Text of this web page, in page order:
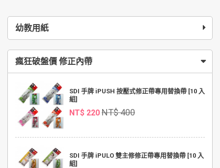
幼教用紙
瘋狂破盤價 修正內帶
SDI 手牌 iPUSH 按壓式修正帶專用替換帶 [10 入
組]
NT$ 220 NT$ 400
SDI 手牌 iPULO 雙主修修正帶專用替換帶 [10 入
組]